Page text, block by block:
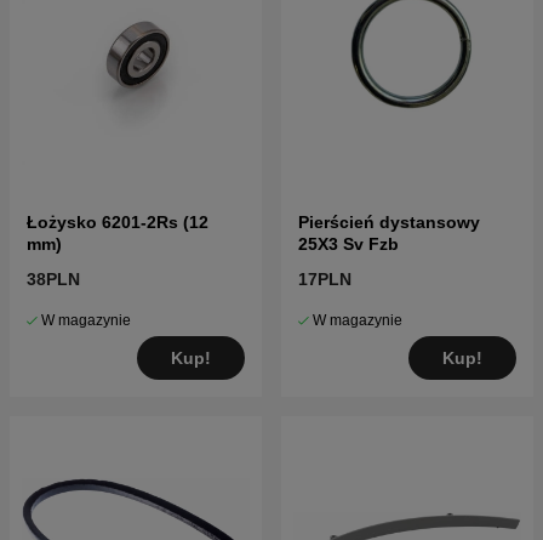
Łożysko 6201-2Rs (12
mm)
38PLN
W magazynie
Kup!
Pierścień dystansowy
25X3 Sv Fzb
17PLN
W magazynie
Kup!